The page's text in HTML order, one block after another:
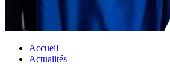
Accueil
Actualités